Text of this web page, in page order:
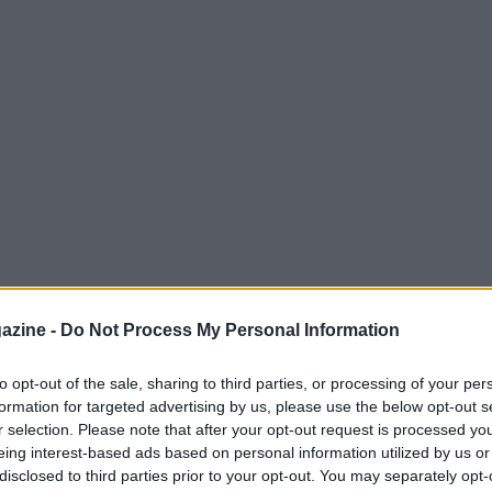
- Do Not Process My Personal Information
opt-out of the sale, sharing to third parties, or processing of your
for targeted advertising by us, please use the below opt-out
selection. Please note that after your opt-out request is processed
interest-based ads based on personal information utilized by us
to third parties prior to your opt-out. You may separately
condotta dall’
ha fatto emergere nuovi elementi sulla
realizzata anche grazie al contributo
gliallenatori di Charles Leclerc e Max
ripetuta alle condizioni di gara